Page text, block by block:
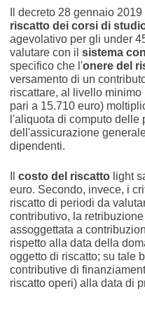
Il decreto 28 gennaio
riscatto dei corsi di
agevolativo per gli under
valutare con il sistema
specifico che l'onere del
versamento di un
riscattare, al livello
pari a 15.710 euro)
l'aliquota di computo
dell'assicurazione
dipendenti.
costo del riscattolight
euro. Secondo, invece, i
riscatto di periodi da
contributivo, la
assoggettata a
rispetto alla data della
oggetto di riscatto; su tale
contributive di
riscatto operi) alla data di